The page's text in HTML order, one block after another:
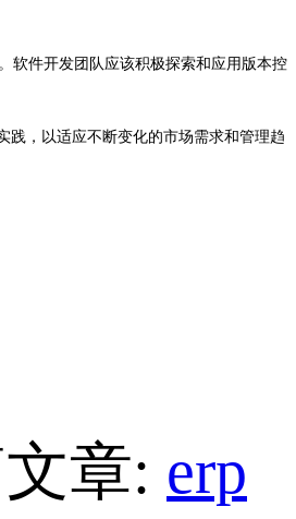
软件开发团队应该积极探索和应用版本控
践，以适应不断变化的市场需求和管理趋
章: erp